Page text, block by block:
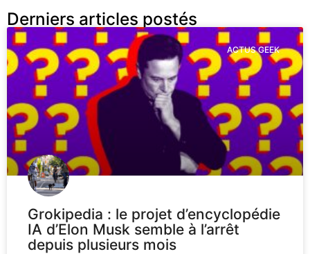
Derniers articles postés
ACTUS GEEK
Grokipedia : le projet d’encyclopédie
IA d’Elon Musk semble à l’arrêt
depuis plusieurs mois